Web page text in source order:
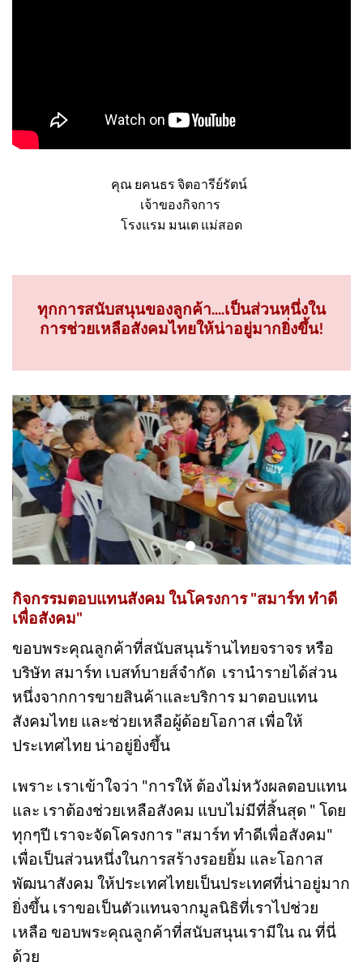
คุณ ยคนธร จิตอารีย์รัตน์
ทุกการสนับสนุนของลูกค้า....เป็นส่วนหนึ่งใน
กิจกรรมตอบแทนสังคม ในโครงการ "สมาร์ท ทำดี
เพื่อสังคม"
ขอบพระคุณลูกค้าที่สนับสนุนร้านไทยจราจร หรือ
บริษัท สมาร์ท เบสท์บายส์จำกัด เรานำรายได้ส่วน
หนึ่งจากการขายสินค้าและบริการ มาตอบแทน
สังคมไทย และช่วยเหลือผู้ด้อยโอกาส เพื่อให้
ประเทศไทย น่าอยู่ยิ่งขึ้น
เพราะ เราเข้าใจว่า "การให้ ต้องไม่หวังผลตอบแทน
และ เราต้องช่วยเหลือสังคม แบบไม่มีที่สิ้นสุด " โดย
ทุกๆปี เราจะจัดโครงการ "สมาร์ท ทำดีเพื่อสังคม"
เพื่อเป็นส่วนหนึ่งในการสร้างรอยยิ้ม และโอกาส
พัฒนาสังคม ให้ประเทศไทยเป็นประเทศที่น่าอยู่มาก
ยิ่งขึ้น เราขอเป็นตัวแทนจากมูลนิธิที่เราไปช่วย
เหลือ ขอบพระคุณลูกค้าที่สนับสนุนเรามีใน ณ ที่นี่